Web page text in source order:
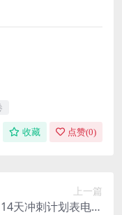
收藏 点赞(0)
上一篇
天冲刺计划表电子